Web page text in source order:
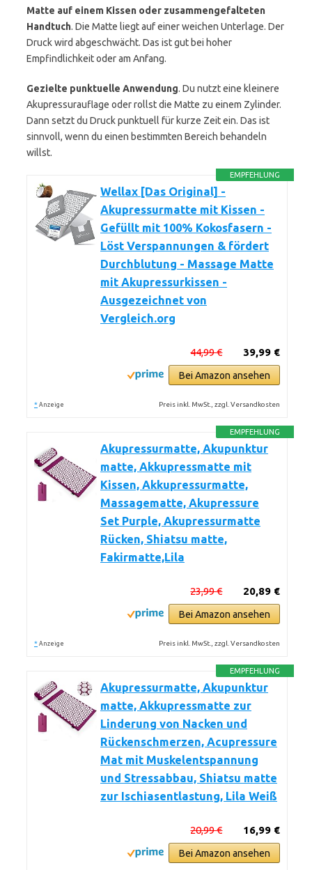
Matte auf einem Kissen oder zusammengefalteten
Handtuch. Die Matte liegt auf einer weichen Unterlage. Der
Druck wird abgeschwächt. Das ist gut bei hoher
Empfindlichkeit oder am Anfang.
Gezielte punktuelle Anwendung. Du nutzt eine kleinere
Akupressurauflage oder rollst die Matte zu einem Zylinder.
Dann setzt du Druck punktuell für kurze Zeit ein. Das ist
sinnvoll, wenn du einen bestimmten Bereich behandeln
willst.
EMPFEHLUNG
Wellax [Das Original] -
Akupressurmatte mit Kissen -
Gefüllt mit 100% Kokosfasern -
Löst Verspannungen & fördert
Durchblutung - Massage Matte
mit Akupressurkissen -
Ausgezeichnet von
Vergleich.org
39,99 €
44,99 €
Bei Amazon ansehen
* Anzeige Preis inkl. MwSt., zzgl. Versandkosten
EMPFEHLUNG
Akupressurmatte, Akupunktur
matte, Akkupressmatte mit
Kissen, Akkupressurmatte,
Massagematte, Akupressure
Set Purple, Akupressurmatte
Rücken, Shiatsu matte,
Fakirmatte,Lila
20,89 €
23,99 €
Bei Amazon ansehen
* Anzeige Preis inkl. MwSt., zzgl. Versandkosten
EMPFEHLUNG
Akupressurmatte, Akupunktur
matte, Akkupressmatte zur
Linderung von Nacken und
Rückenschmerzen, Acupressure
Mat mit Muskelentspannung
und Stressabbau, Shiatsu matte
zur Ischiasentlastung, Lila Weiß
16,99 €
20,99 €
Bei Amazon ansehen